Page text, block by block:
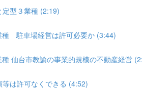
定型３業種 (2:19)
種 駐車場経営は許可必要か (3:44)
仙台市教諭の事業的規模の不動産経営
等は許可なくできる (4:52)